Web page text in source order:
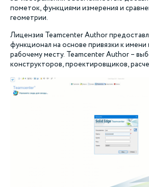
пометок, функциями измерения и
геометрии.
Лицензия Teamcenter Author
функционал на основе привязки к имени
рабочему месту. Teamcenter Author –
конструкторов, проектировщиков,